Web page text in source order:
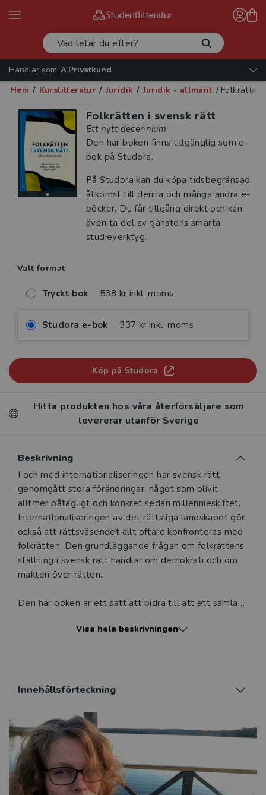
Handlar som:
Privatkund
Hem / Kurslitteratur / Juridik / Juridik - allmänt / Folkrätten
Folkrätten i svensk rätt
Ett nytt decennium
Den här boken finns tillgänglig som e-
bok på Studora.
På Studora kan du köpa tidsbegränsad
åtkomst till denna och många andra e-
böcker. Du får tillgång direkt och kan
även ta del av tjänstens smarta
studieverktyg.
Valt format
Tryckt bok 538 kr inkl. moms
Studora e-bok 337 kr inkl. moms
Köp på Studora
Hitta produkten hos våra återförsäljare som
levererar utanför Sverige
Beskrivning
Beskrivning
I och med internationaliseringen har svensk rätt
genomgått stora förändringar, något som blivit
alltmer påtagligt och konkret sedan millennieskiftet.
Internationaliseringen av det rättsliga landskapet gör
också att rättsväsendet allt oftare konfronteras med
folkrätten. Den grundläggande frågan om folkrättens
ställning i svensk rätt handlar om demokrati och om
makten över rätten.
Den här boken är ett sätt att bidra till att ett samlat
praktiskt som teoretiskt verksamma jurister om hur
migrationsrätt, miljörätt, konstitutionell rätt,
personer med funktionsnedsättning, medicinsk rätt,
straffrätt, svenska domsrättsregler, totalförsvarsrätt
och europarätt. Den vänder sig till alla som har ett
intresse för mötet mellan svensk rätt och
internationell rätt och är särskilt lämplig för
juristutbildningar och för professionsutbildningar där
Visa hela beskrivningen
Innehållsförteckning